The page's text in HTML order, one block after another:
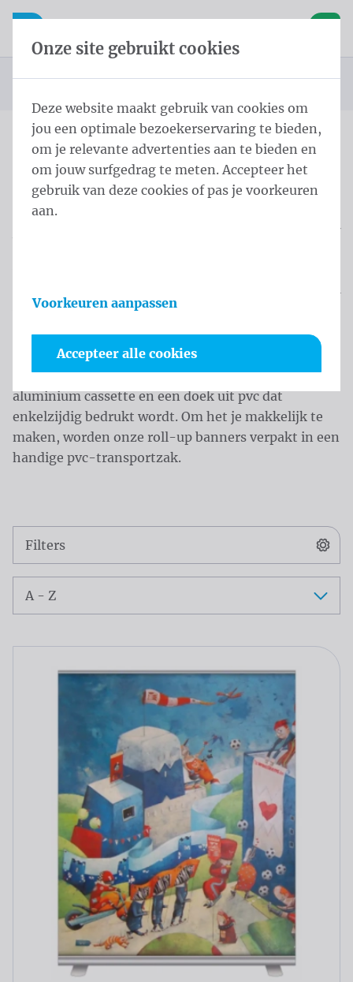
Inhoud overslaan
Taalkeuze overslaan
Open mobiele navigatie
Startpagina
Producten
Displays Roll-up display
Overslaan categories
Roll-up display
up displays zijn een sfeervolle aanvulling op uw
bedrijfsinterieur en kunnen bovendien speciale
acties of promoties extra in het licht zetten.
Onze roll-up displays bestaan uit een zilverkleurige
aluminium cassette en een doek uit pvc dat
enkelzijdig bedrukt wordt. Om het je makkelijk te
maken, worden onze roll-up banners verpakt in een
handige pvc-transportzak.
Catalogus
Filters
Sorteer
Onze site gebruikt cookies
Deze website maakt gebruik van cookies om
jou een optimale bezoekerservaring te bieden,
om je relevante advertenties aan te bieden en
om jouw surfgedrag te meten. Accepteer het
gebruik van deze cookies of pas je voorkeuren
aan.
Voorkeuren aanpassen
Accepteer alle cookies